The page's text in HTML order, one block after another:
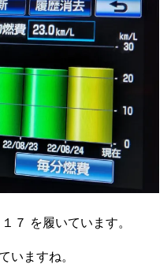
７ を履いています。
いますね。